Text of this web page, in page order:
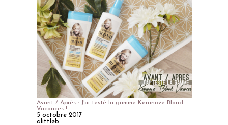
Avant / Après : J'ai testé la gamme Keranove Blond
Vacances !
5 octobre 2017
alittleb